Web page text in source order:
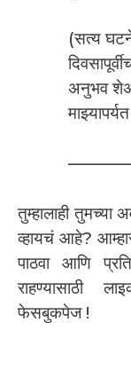
(सत्य
अनुभव
तुम्हालाही तुमच्या
व्हायचं आहे?
पाठवा आणि
राहण्यासाठी
फेसबुकपेज !